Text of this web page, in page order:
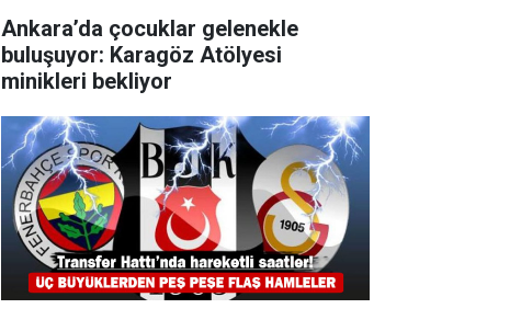
Ankara’da çocuklar gelenekle
buluşuyor: Karagöz Atölyesi
minikleri bekliyor